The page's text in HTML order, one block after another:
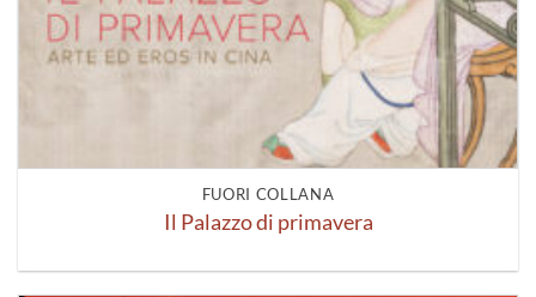
FUORI COLLANA
Il Palazzo di primavera